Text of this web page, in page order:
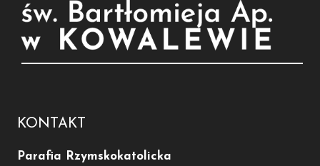
KONTAKT
Parafia Rzymskokatolicka